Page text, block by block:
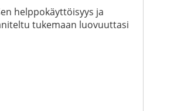
helppokäyttöisyys ja
tukemaan luovuuttasi